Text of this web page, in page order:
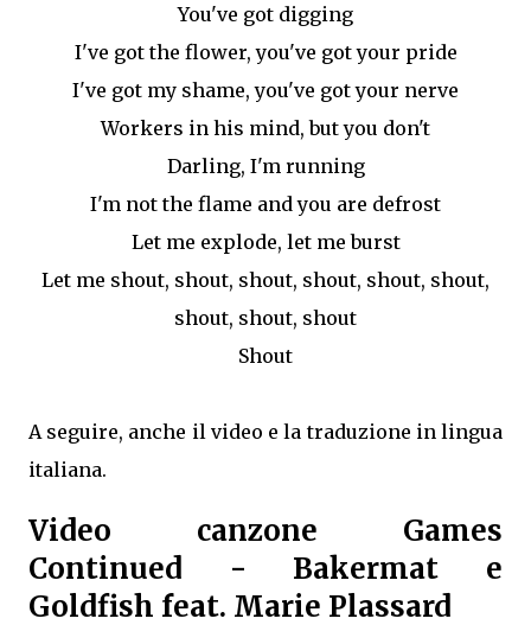
You've got digging
I've got the flower, you've got your pride
I've got my shame, you've got your nerve
Workers in his mind, but you don't
Darling, I'm running
I'm not the flame and you are defrost
Let me explode, let me burst
Let me shout, shout, shout, shout, shout, shout,
shout, shout, shout
Shout
A seguire, anche il video e la traduzione in lingua
italiana.
Video canzone Games
Continued - Bakermat e
Goldfish feat. Marie Plassard